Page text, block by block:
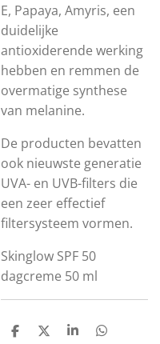
E, Papaya, Amyris, een
duidelijke
antioxiderende werking
hebben en remmen de
overmatige synthese
van melanine.
De producten bevatten
ook nieuwste generatie
UVA- en UVB-filters die
een zeer effectief
filtersysteem vormen.
Skinglow SPF 50
dagcreme 50 ml
D
D
S
D